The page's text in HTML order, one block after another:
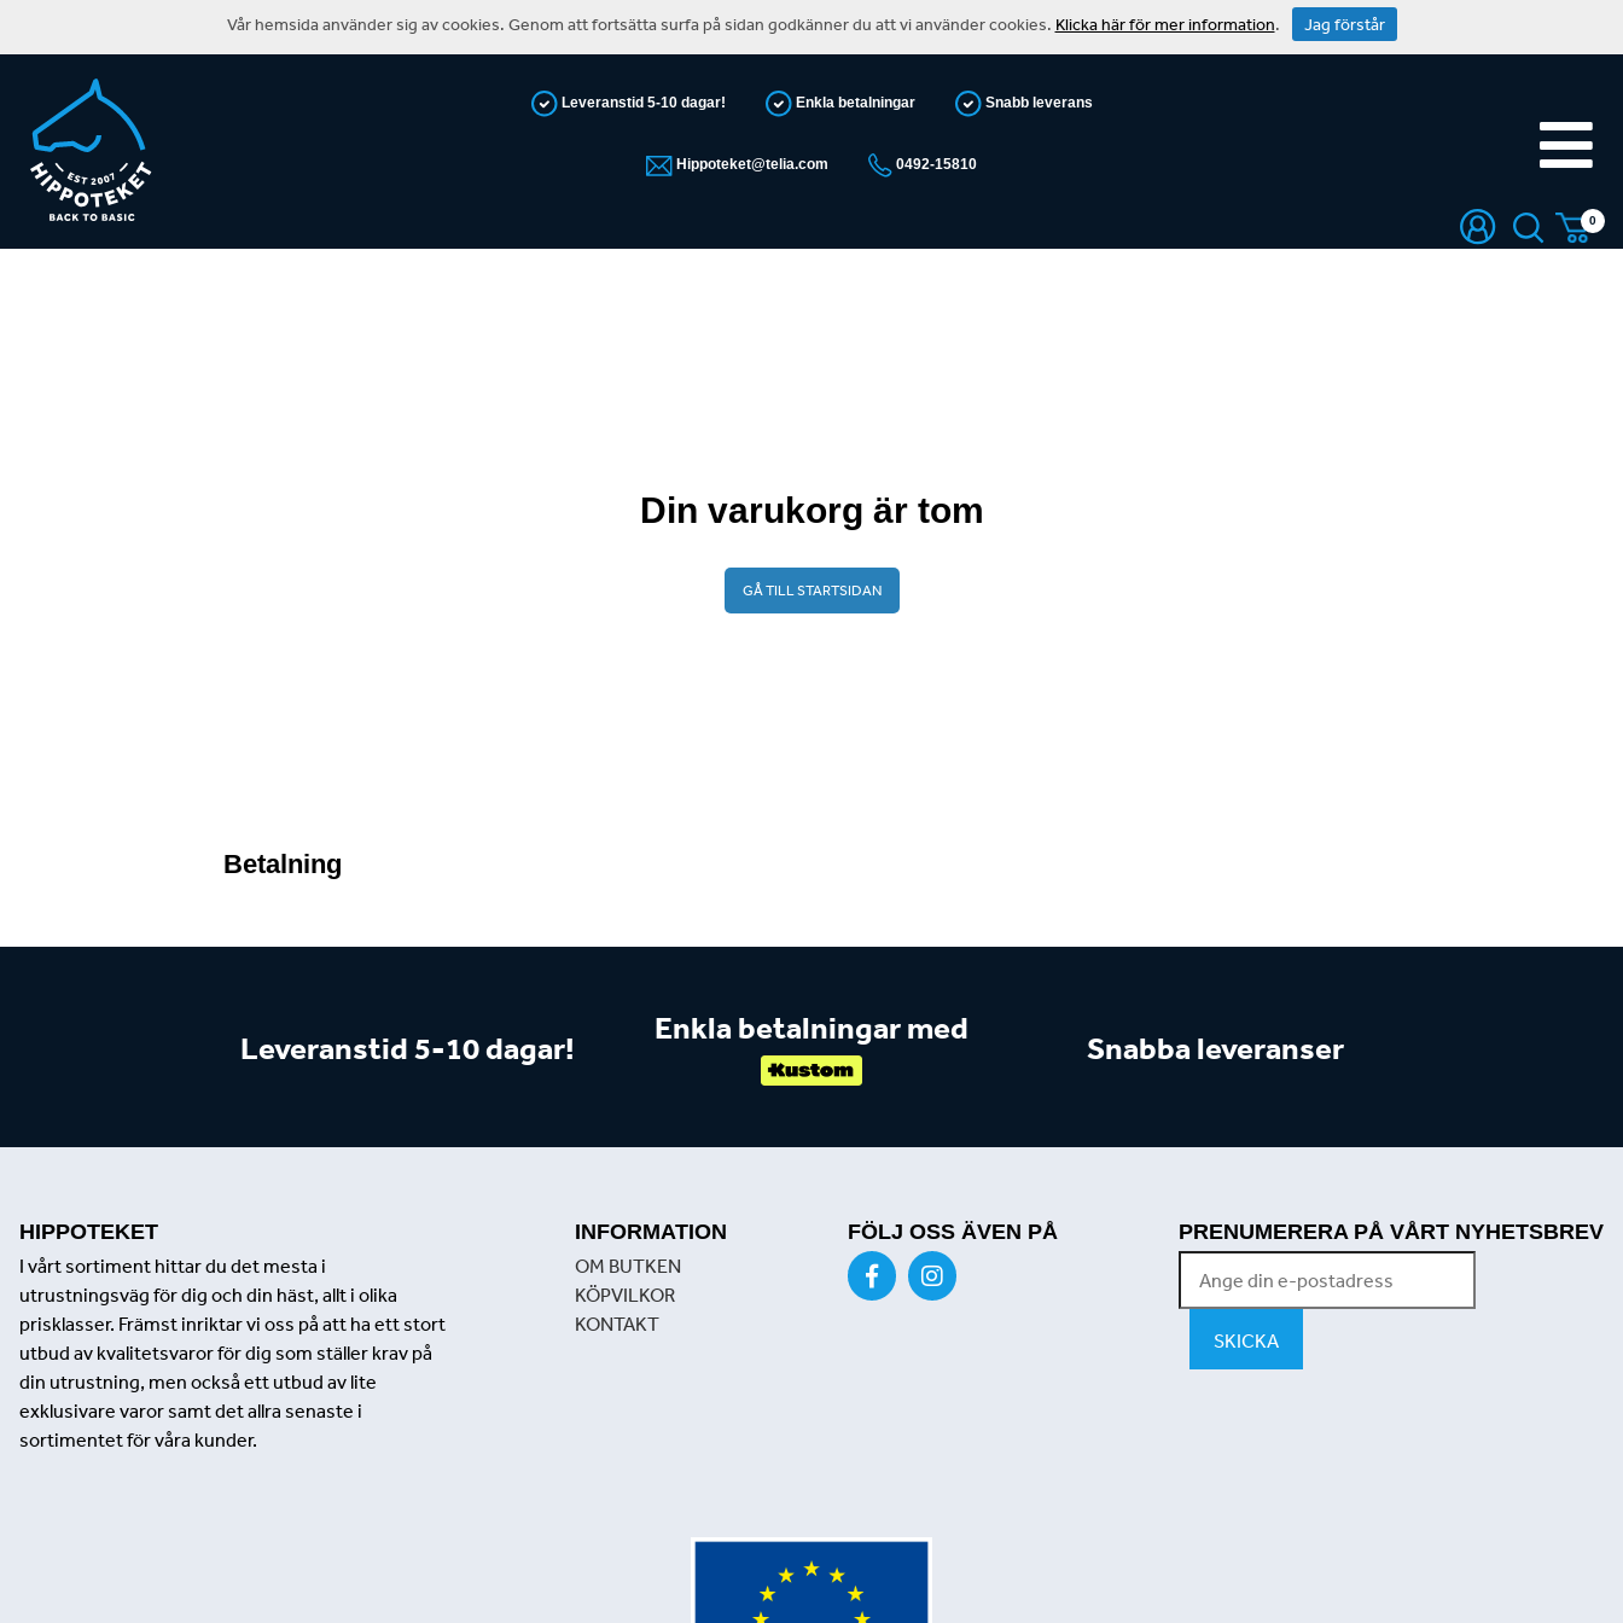
Leveranstid 5-10 dagar! Enkla betalningar Snabb leverans
Hippoteket@telia.com 0492-15810
0
Din varukorg är tom
GÅ TILL STARTSIDAN
Betalning
Leveranstid 5-10 dagar!
Enkla betalningar med
Snabba leveranser
HIPPOTEKET
I vårt sortiment hittar du det mesta i
utrustningsväg för dig och din häst, allt i olika
prisklasser. Främst inriktar vi oss på att ha ett stort
utbud av kvalitetsvaror för dig som ställer krav på
din utrustning, men också ett utbud av lite
exklusivare varor samt det allra senaste i
sortimentet för våra kunder.
INFORMATION
OM BUTKEN
KÖPVILKOR
KONTAKT
FÖLJ OSS ÄVEN PÅ PRENUMERERA PÅ VÅRT NYHETSBREV
Vår hemsida använder sig av cookies. Genom att fortsätta surfa på sidan godkänner du att vi använder cookies. Klicka här för mer information. Jag förstår